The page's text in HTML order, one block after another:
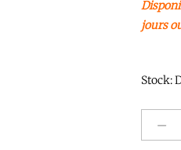
jours
Stock: